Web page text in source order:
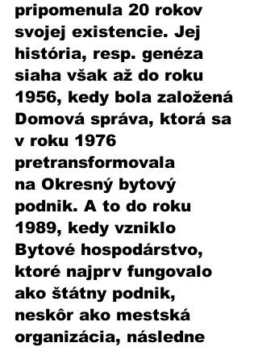
pripomenula 20 rokov
svojej existencie. Jej
história, resp. genéza
siaha však až do roku
1956, kedy bola založená
Domová správa, ktorá sa
v roku 1976
pretransformovala
na Okresný bytový
podnik. A to do roku
1989, kedy vzniklo
Bytové hospodárstvo,
ktoré najprv fungovalo
ako štátny podnik,
neskôr ako mestská
organizácia, následne